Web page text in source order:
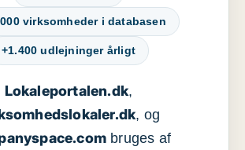
virksomheder i databasen
+1.400 udlejninger årligt
Lokaleportalen.dk,
, og
bruges af